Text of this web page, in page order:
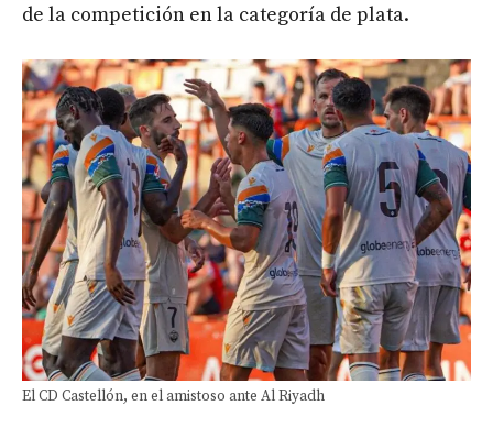
de la competición en la categoría de plata.
El CD Castellón, en el amistoso ante Al Riyadh